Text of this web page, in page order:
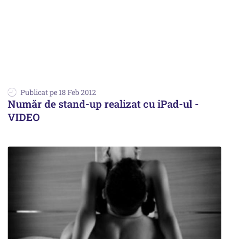
Publicat pe 18 Feb 2012
Număr de stand-up realizat cu iPad-ul -
VIDEO